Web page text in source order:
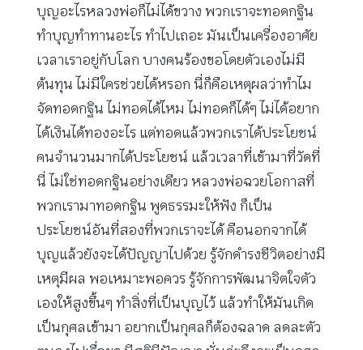
บุญอะไรหลวงพ่อก็ไม่ได้ขวาง พวกเราจะทอดกฐิน
ทำบุญทำทานอะไร ทำไปเถอะ มันเป็นเครื่องอาศัย
เวลาเราอยู่กับโลก บางคนร้องขอโดยตัวเองไม่มี
ต้นทุน ไม่มีใครช่วยได้หรอก นี่ก็คือเหตุผลว่าทำไม
จัดทอดกฐิน ไม่ทอดได้ไหม ไม่ทอดก็ได้ๆ ไม่ได้อยาก
ได้เงินได้ทองอะไร แต่ทอดแล้วพวกเราได้ประโยชน์
คนจำนวนมากได้ประโยชน์ แล้วเวลาที่เข้ามาที่วัดที่
นี่ ไม่ใช่ทอดกฐินอย่างเดียว หลวงพ่อฉวยโอกาสที่
พวกเรามาทอดกฐิน พูดธรรมะให้ฟัง ก็เป็น
ประโยชน์อันที่สองที่พวกเราจะได้ คือนอกจากได้
บุญแล้วยังจะได้ปัญญาไปด้วย รู้จักดำรงชีวิตอย่างมี
เหตุมีผล พอเหมาะพอควร รู้จักการพัฒนาจิตใจตัว
เองให้สูงขึ้นๆ ทำสิ่งที่เป็นบุญไว้ แล้วทำให้มันเกิด
เป็นกุศลเข้ามา อยากเป็นกุศลก็ต้องฉลาด ลดละตัว